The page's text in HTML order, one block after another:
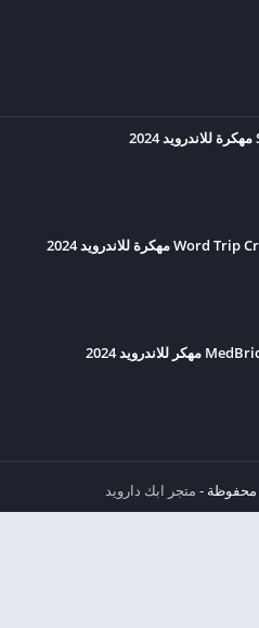
متجر ابك دارويد